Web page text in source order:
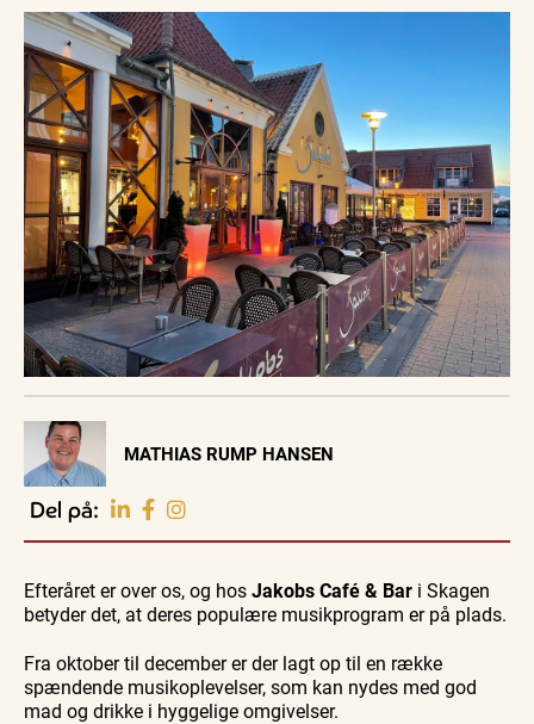
Visit Vendsyssel
EVENTKALENDER
Oplev events i
Vendsyssel
natur og lokale events.
Se events
Guidede ture
Skagen
med
Bedford
fra 1937
9. aug.
Guidede ture
Skagen
med
Bedford
9. aug.
Familie
Skagen
fra
søsiden
9. aug.
MATHIAS RUMP HANSEN
Del på:
Efteråret er over os, og hosJakobs Café & Bar i Skagen
betyder det, at deres populære musikprogram er på plads.
Fra oktober til december er der lagt op til en række
spændende musikoplevelser, som kan nydes med god
mad og drikke i hyggelige omgivelser.